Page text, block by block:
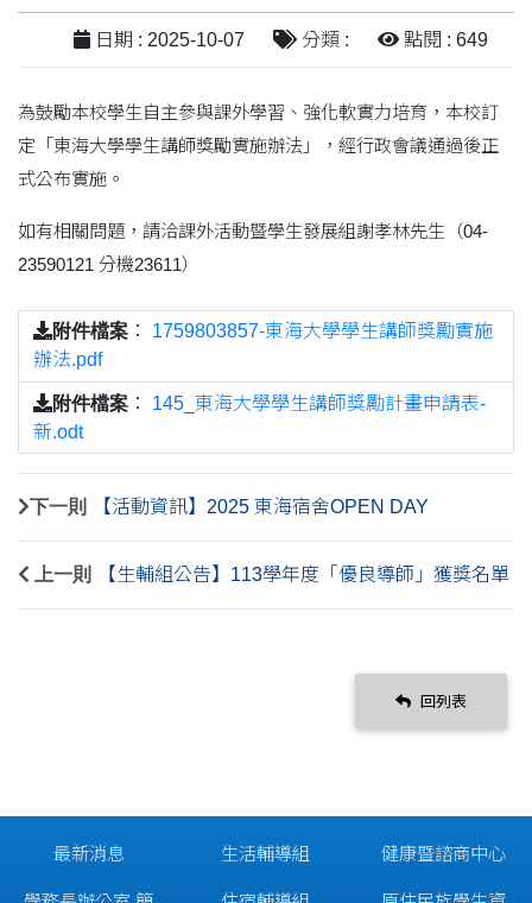
日期 : 2025-10-07 分類 : 點閱 : 649
為鼓勵本校學生自主參與課外學習、強化軟實力培育，本校訂
定「東海大學學生講師獎勵實施辦法」，經行政會議通過後正
式公布實施。
如有相關問題，請洽課外活動暨學生發展組謝孝林先生（04-
23590121 分機23611）
附件檔案 ： 1759803857-東海大學學生講師獎勵實施
辦法.pdf
附件檔案 ： 145_東海大學學生講師獎勵計畫申請表-
新.odt
下一則 【活動資訊】2025 東海宿舍OPEN DAY
上一則 【生輔組公告】113學年度「優良導師」獲獎名單
回列表
最新消息 生活輔導組 健康暨諮商中心